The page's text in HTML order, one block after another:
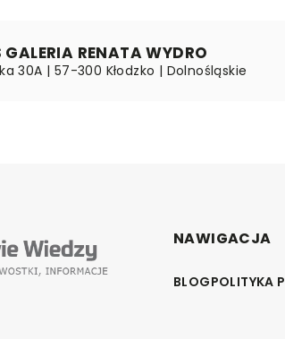
GALERIA RENATA WYDRO
30A | 57-300 Kłodzko | Dolnośląskie
NAWIGACJA
BLOGPOLITYKA